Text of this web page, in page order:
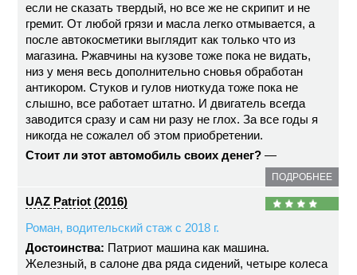
если не сказать твердый, но все же не скрипит и не
гремит. От любой грязи и масла легко отмывается, а
после автокосметики выглядит как только что из
магазина. Ржавчины на кузове тоже пока не видать,
низ у меня весь дополнительно сновья обработан
антикором. Стуков и гулов ниоткуда тоже пока не
слышно, все работает штатно. И двигатель всегда
заводится сразу и сам ни разу не глох. За все годы я
никогда не сожалел об этом приобретении.
Стоит ли этот автомобиль своих денег? —
ПОДРОБНЕЕ
UAZ Patriot (2016)
Роман, водительский стаж с 2018 г.
Достоинства: Патриот машина как машина.
Железный, в салоне два ряда сидений, четыре колеса